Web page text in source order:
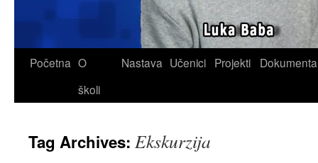
Skip
Početna O
školi
Nastava Učenici Projekti Dokumenta
Tag Archives: Ekskurzija